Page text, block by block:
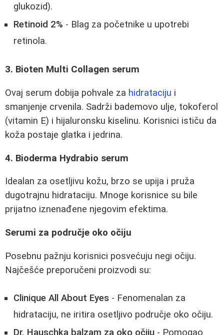
glukozid).
Retinoid 2% - Blag za početnike u upotrebi
retinola.
3. Bioten Multi Collagen serum
Ovaj serum dobija pohvale za hidrataciju i
smanjenje crvenila. Sadrži bademovo ulje, tokoferol
(vitamin E) i hijaluronsku kiselinu. Korisnici ističu da
koža postaje glatka i jedrina.
4. Bioderma Hydrabio serum
Idealan za osetljivu kožu, brzo se upija i pruža
dugotrajnu hidrataciju. Mnoge korisnice su bile
prijatno iznenađene njegovim efektima.
Serumi za područje oko očiju
Posebnu pažnju korisnici posvećuju negi očiju.
Najčešće preporučeni proizvodi su:
Clinique All About Eyes - Fenomenalan za
hidrataciju, ne iritira osetljivo područje oko očiju.
Dr. Hauschka balzam za oko očiju - Pomogao